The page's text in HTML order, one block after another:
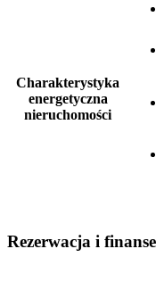
Charakterystyka
energetyczna
nieruchomości
Rezerwacja i finanse